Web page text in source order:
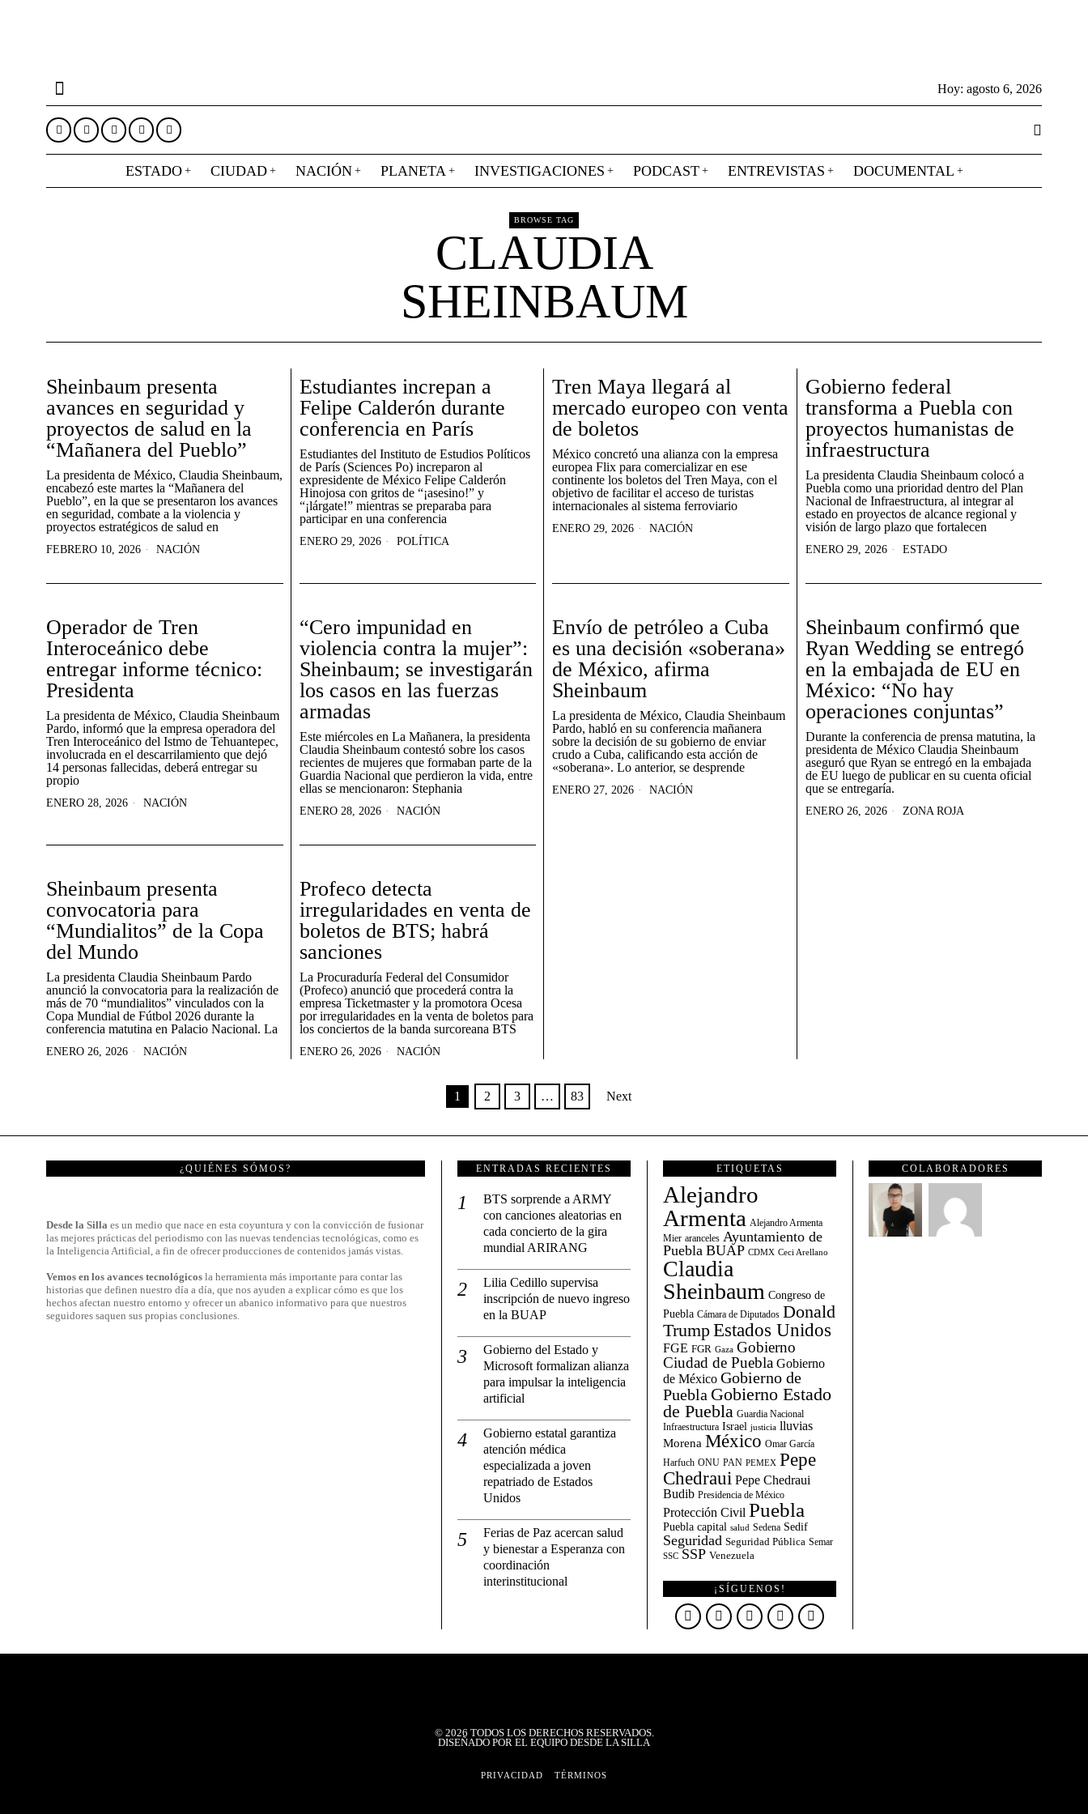
Hoy: agosto 6, 2026
ESTADO CIUDAD NACIÓN PLANETA INVESTIGACIONES PODCAST ENTREVISTAS DOCUMENTAL
BROWSE TAG
CLAUDIA
SHEINBAUM
Sheinbaum presenta
avances en seguridad y
proyectos de salud en la
“Mañanera del Pueblo”
La presidenta de México, Claudia Sheinbaum,
encabezó este martes la “Mañanera del
Pueblo”, en la que se presentaron los avances
en seguridad, combate a la violencia y
proyectos estratégicos de salud en
FEBRERO 10, 2026 NACIÓN
Estudiantes increpan a
Felipe Calderón durante
conferencia en París
Estudiantes del Instituto de Estudios Políticos
de París (Sciences Po) increparon al
expresidente de México Felipe Calderón
Hinojosa con gritos de “¡asesino!” y
“¡lárgate!” mientras se preparaba para
participar en una conferencia
ENERO 29, 2026 POLÍTICA
Tren Maya llegará al
mercado europeo con venta
de boletos
México concretó una alianza con la empresa
europea Flix para comercializar en ese
continente los boletos del Tren Maya, con el
objetivo de facilitar el acceso de turistas
internacionales al sistema ferroviario
ENERO 29, 2026 NACIÓN
Gobierno federal
transforma a Puebla con
proyectos humanistas de
infraestructura
La presidenta Claudia Sheinbaum colocó a
Puebla como una prioridad dentro del Plan
Nacional de Infraestructura, al integrar al
estado en proyectos de alcance regional y
visión de largo plazo que fortalecen
ENERO 29, 2026 ESTADO
Operador de Tren
Interoceánico debe
entregar informe técnico:
Presidenta
La presidenta de México, Claudia Sheinbaum
Pardo, informó que la empresa operadora del
Tren Interoceánico del Istmo de Tehuantepec,
involucrada en el descarrilamiento que dejó
14 personas fallecidas, deberá entregar su
propio
ENERO 28, 2026 NACIÓN
“Cero impunidad en
violencia contra la mujer”:
Sheinbaum; se investigarán
los casos en las fuerzas
armadas
Este miércoles en La Mañanera, la presidenta
Claudia Sheinbaum contestó sobre los casos
recientes de mujeres que formaban parte de la
Guardia Nacional que perdieron la vida, entre
ellas se mencionaron: Stephania
ENERO 28, 2026 NACIÓN
Envío de petróleo a Cuba
es una decisión «soberana»
de México, afirma
Sheinbaum
La presidenta de México, Claudia Sheinbaum
Pardo, habló en su conferencia mañanera
sobre la decisión de su gobierno de enviar
crudo a Cuba, calificando esta acción de
«soberana». Lo anterior, se desprende
ENERO 27, 2026 NACIÓN
Sheinbaum confirmó que
Ryan Wedding se entregó
en la embajada de EU en
México: “No hay
operaciones conjuntas”
Durante la conferencia de prensa matutina, la
presidenta de México Claudia Sheinbaum
aseguró que Ryan se entregó en la embajada
de EU luego de publicar en su cuenta oficial
que se entregaría.
ENERO 26, 2026 ZONA ROJA
Sheinbaum presenta
convocatoria para
“Mundialitos” de la Copa
del Mundo
La presidenta Claudia Sheinbaum Pardo
anunció la convocatoria para la realización de
más de 70 “mundialitos” vinculados con la
Copa Mundial de Fútbol 2026 durante la
conferencia matutina en Palacio Nacional. La
ENERO 26, 2026 NACIÓN
Profeco detecta
irregularidades en venta de
boletos de BTS; habrá
sanciones
La Procuraduría Federal del Consumidor
(Profeco) anunció que procederá contra la
empresa Ticketmaster y la promotora Ocesa
por irregularidades en la venta de boletos para
los conciertos de la banda surcoreana BTS
ENERO 26, 2026 NACIÓN
1 2 3 … 83 Next
¿QUIÉNES SÓMOS?
Desde la Silla es un medio que nace en esta coyuntura y con la convicción de fusionar
las mejores prácticas del periodismo con las nuevas tendencias tecnológicas, como es
la Inteligencia Artificial, a fin de ofrecer producciones de contenidos jamás vistas.
Vemos en los avances tecnológicos la herramienta más importante para contar las
historias que definen nuestro día a día, que nos ayuden a explicar cómo es que los
hechos afectan nuestro entorno y ofrecer un abanico informativo para que nuestros
seguidores saquen sus propias conclusiones.
ENTRADAS RECIENTES
BTS sorprende a ARMY
con canciones aleatorias en
cada concierto de la gira
mundial ARIRANG
Lilia Cedillo supervisa
inscripción de nuevo ingreso
en la BUAP
Gobierno del Estado y
Microsoft formalizan alianza
para impulsar la inteligencia
artificial
Gobierno estatal garantiza
atención médica
especializada a joven
repatriado de Estados
Unidos
Ferias de Paz acercan salud
y bienestar a Esperanza con
coordinación
interinstitucional
ETIQUETAS
Alejandro
Armenta Alejandro Armenta
Mier aranceles Ayuntamiento de
Puebla BUAP CDMX Ceci Arellano
Claudia
Sheinbaum Congreso de
Puebla Cámara de Diputados Donald
TrumpEstados Unidos
FGE FGR Gaza Gobierno
Ciudad de Puebla Gobierno
de México Gobierno de
Puebla Gobierno Estado
de Puebla Guardia Nacional
Infraestructura Israel justicia lluvias
Morena México Omar García
Harfuch ONU PAN PEMEX Pepe
Chedraui Pepe Chedraui
Budib Presidencia de México
Protección Civil Puebla
Puebla capital salud Sedena Sedif
Seguridad Seguridad Pública Semar
SSC SSP Venezuela
¡SÍGUENOS!
COLABORADORES
© 2026 TODOS LOS DERECHOS RESERVADOS.
DISEÑADO POR EL EQUIPO DESDE LA SILLA
PRIVACIDAD TÉRMINOS